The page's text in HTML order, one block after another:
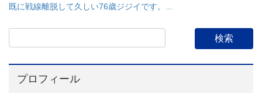
既に戦線離脱して久しい76歳ジジイです。...
プロフィール